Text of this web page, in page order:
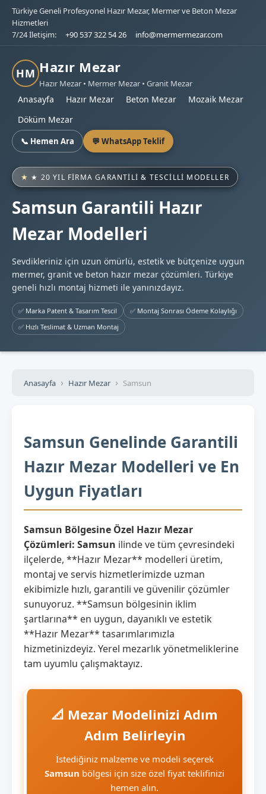
Türkiye Geneli Profesyonel Hazır Mezar, Mermer ve Beton Mezar
Hizmetleri
7/24 İletişim:
+90 537 322 54 26 info@mermermezar.com
HM Hazır Mezar
Hazır Mezar • Mermer Mezar • Granit Mezar
Anasayfa Hazır Mezar Beton Mezar
Mozaik Mezar
Döküm Mezar
📞 Hemen Ara 💬 WhatsApp Teklif
★ 20 YIL FIRMA GARANTILI & TESCILLI MODELLER
Samsun Garantili Hazır
Mezar Modelleri
Sevdikleriniz için uzun ömürlü, estetik ve bütçenize uygun
mermer, granit ve beton hazır mezar çözümleri. Türkiye
geneli hızlı montaj hizmeti ile yanınızdayız.
✅ Marka Patent & Tasarım Tescil
✅ Montaj Sonrası Ödeme Kolaylığı
✅ Hızlı Teslimat & Uzman Montaj
Anasayfa Hazır Mezar Samsun
Samsun Genelinde Garantili
Hazır Mezar Modelleri ve En
Uygun Fiyatları
Samsun Bölgesine Özel Hazır Mezar
Çözümleri: Samsun ilinde ve tüm çevresindeki
ilçelerde, **Hazır Mezar** modelleri üretim,
montaj ve servis hizmetlerimizde uzman
ekibimizle hızlı, garantili ve güvenilir çözümler
sunuyoruz. **Samsun bölgesinin iklim
şartlarına** en uygun, dayanıklı ve estetik
**Hazır Mezar** tasarımlarımızla
hizmetinizdeyiz. Yerel mezarlık yönetmeliklerine
tam uyumlu çalışmaktayız.
📐 Mezar Modelinizi Adım
Adım Belirleyin
İstediğiniz malzeme ve modeli seçerek
Samsun bölgesi için size özel fiyat teklifinizi
hemen alın.